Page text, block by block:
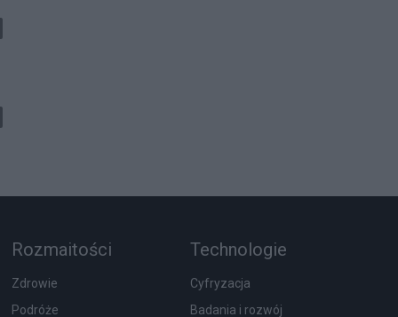
Rozmaitości
Zdrowie
Podróże
Technologie
Cyfryzacja
Badania i rozwój